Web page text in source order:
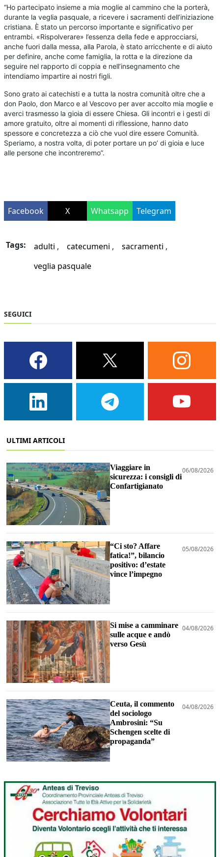
“Ho partecipato insieme a mia moglie al cammino che la porterà,
durante la veglia pasquale, a ricevere i sacramenti dell’iniziazione
cristiana. È stato un percorso importante e significativo per
entrambi. «Rispolverare» l’essenza della fede e approcciarsi,
anche fuori dalla messa, alla Parola, è stato arricchente e di aiuto
per definire, anche come famiglia, la rotta e la direzione da
seguire nel rapporto di coppia e nell’insegnamento che
intendiamo impartire ai nostri figli.
Sono grato ai catechisti e a tutta la nostra comunità oltre che a
don Paolo, don Marco e al Vescovo per aver accolto mia moglie e
averci trasmesso la gioia di essere Chiesa. Gli incontri e i gesti di
amore gratuito, oltre ai momenti di riflessione, hanno dato
spessore e concretezza a ciò che vuol dire essere Comunità.
Speriamo, a nostra volta, di poter portare un po’ di gioia e luce
alle persone che incontreremo”.
Facebook X Whatsapp Telegram
Tags: adulti catecumeni
sacramenti
veglia pasquale
SEGUICI
ULTIMI ARTICOLI
Viaggiare in
sicurezza: i consigli di
Confartigianato
06/08/2026
“Ci sto? Affare
fatica!”, bilancio
positivo: d’estate
vince l’impegno
05/08/2026
Si mise a camminare
sulle acque e andò
verso Gesù
04/08/2026
Ceuta, il commento
del sociologo
Ambrosini: “Su
Schengen scelte di
propaganda”
04/08/2026